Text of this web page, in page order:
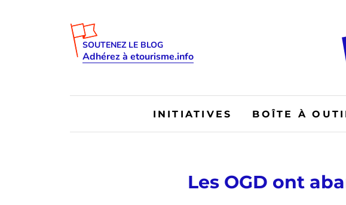
SOUTENEZ LE BLOG
Adhérez à etourisme.info
INITIATIVES BOÎTE À
Les OGD ont